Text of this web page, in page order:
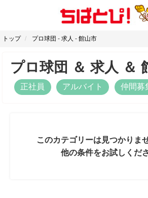
トップ プロ球団 - 求人 - 館山市
プロ球団 ＆求人 ＆
正社員 アルバイト 仲間募
このカテゴリーは見つかりま
他の条件をお試しくださ